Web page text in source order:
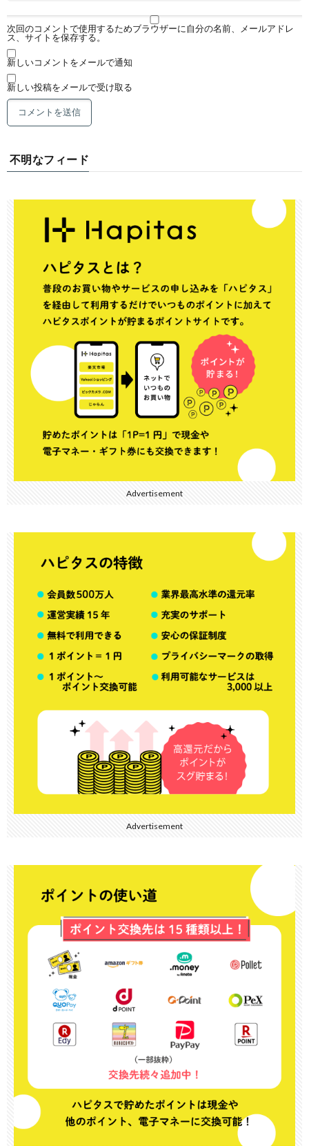
次回のコメントで使用するためブラウザーに自分の名前、メールアドレ
ス、サイトを保存する。
新しいコメントをメールで通知
新しい投稿をメールで受け取る
不明なフィード
Advertisement
Advertisement